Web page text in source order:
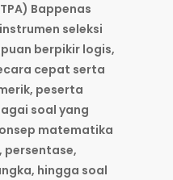
Bappenas
seleksi
berpikir logis,
cepat serta
peserta
soal yang
matematika
persentase,
hingga soal